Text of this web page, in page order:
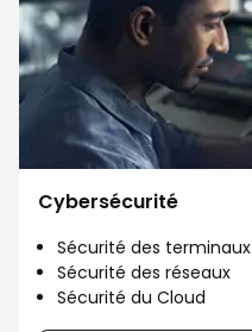
Cybersécurité
Sécurité des terminaux
Sécurité des réseaux
Sécurité du Cloud